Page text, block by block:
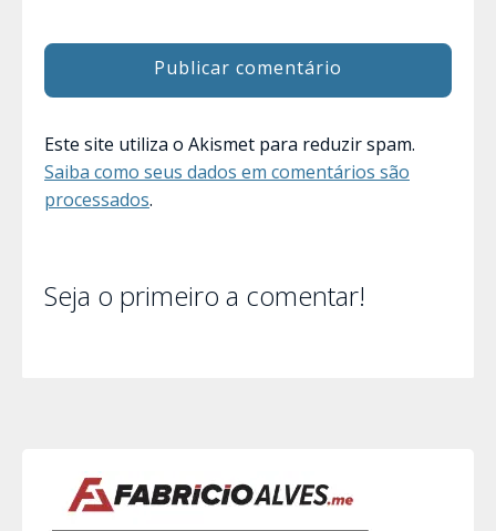
Este site utiliza o Akismet para reduzir spam.
Saiba como seus dados em comentários são
processados.
Seja o primeiro a comentar!